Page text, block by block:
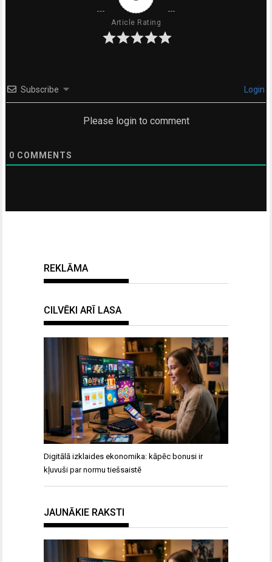
Article Rating
Subscribe Login
Please login to comment
0 COMMENTS
REKLĀMA
CILVĒKI ARĪ LASA
Digitālā izklaides ekonomika: kāpēc bonusi ir
kļuvuši par normu tiešsaistē
JAUNĀKIE RAKSTI